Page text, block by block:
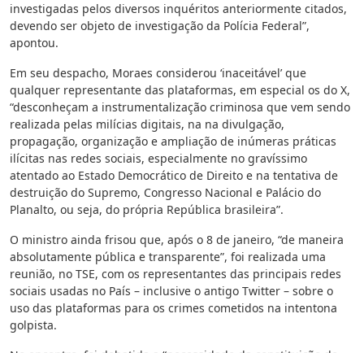
investigadas pelos diversos inquéritos anteriormente citados,
devendo ser objeto de investigação da Polícia Federal”,
apontou.
Em seu despacho, Moraes considerou ‘inaceitável’ que
qualquer representante das plataformas, em especial os do X,
“desconheçam a instrumentalização criminosa que vem sendo
realizada pelas milícias digitais, na na divulgação,
propagação, organização e ampliação de inúmeras práticas
ilícitas nas redes sociais, especialmente no gravíssimo
atentado ao Estado Democrático de Direito e na tentativa de
destruição do Supremo, Congresso Nacional e Palácio do
Planalto, ou seja, do própria República brasileira”.
O ministro ainda frisou que, após o 8 de janeiro, “de maneira
absolutamente pública e transparente”, foi realizada uma
reunião, no TSE, com os representantes das principais redes
sociais usadas no País – inclusive o antigo Twitter – sobre o
uso das plataformas para os crimes cometidos na intentona
golpista.